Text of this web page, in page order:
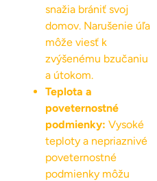
snažia brániť svoj
domov. Narušenie úľa
môže viesť k
zvýšenému bzučaniu
a útokom.
Teplota a
poveternostné
podmienky: Vysoké
teploty a nepriaznivé
poveternostné
podmienky môžu